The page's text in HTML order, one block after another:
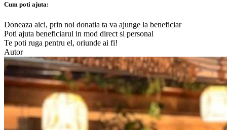
Cum poti ajuta:
Doneaza aici, prin noi donatia ta va ajunge la beneficiar
Poti ajuta beneficiarul in mod direct si personal
Te poti ruga pentru el, oriunde ai fi!
Autor